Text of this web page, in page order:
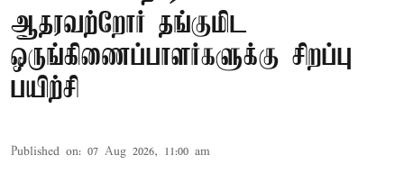
ஆதரவற்றோர் தங்குமிட
ஒருங்கிணைப்பாளர்களுக்கு சிறப்பு
பயிற்சி
Published on: 07 Aug 2026, 11:00 am